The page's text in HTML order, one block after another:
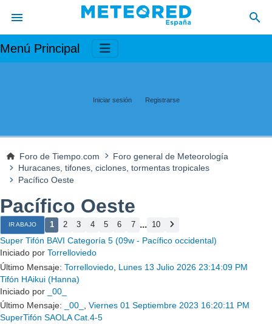
Menú Principal
Iniciar sesión Registrarse
Foro de Tiempo.com
Foro general de Meteorología
Huracanes, tifones, ciclones, tormentas tropicales
Pacífico Oeste
Pacífico Oeste
IR ABAJO 1 2 3 4 5 6 7 ... 10
Super Tifón BAVI Categoría 5 (09w - Pacífico occidental)
Iniciado por Torrelloviedo
Último Mensaje: Torrelloviedo Lunes 13 Julio 2026 23:14:09 PM
Tifón HAikui (Hanna)
Iniciado por
_00_
Último Mensaje:
_00_ , Viernes 01 Septiembre 2023 16:20:11 PM
SuperTifón SAOLA Cat.4-5